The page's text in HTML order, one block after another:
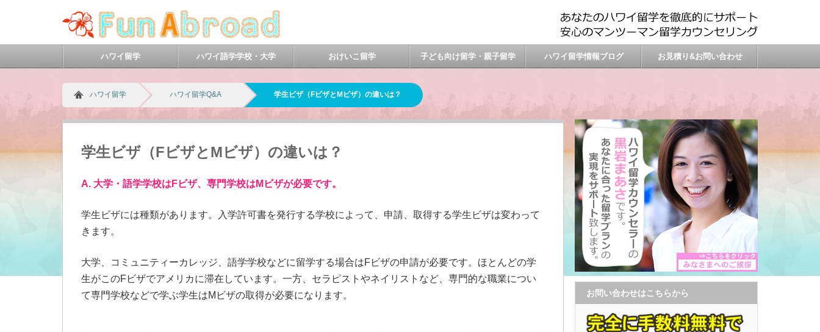
ハワイ留学 ハワイ語学学校・大学 おけいこ留学 子ども向け留学・親子留学 ハワイ留学情報ブログ お見積り&お問い合わせ
ハワイ留学 ハワイ留学Q&A 学生ビザ（FビザとMビザ）の違いは？
学生ビザ（FビザとMビザ）の違いは？
A. 大学・語学学校はFビザ、専門学校はMビザが必要です。
学生ビザには種類があります。入学許可書を発行する学校によって、申請、取得する学生ビザは変わって
きます。
大学、コミュニティーカレッジ、語学学校などに留学する場合はFビザの申請が必要です。ほとんどの学
生がこのFビザでアメリカに滞在しています。一方、セラピストやネイリストなど、専門的な職業につい
て専門学校などで学ぶ学生はMビザの取得が必要になります。
お問い合わせはこちらから